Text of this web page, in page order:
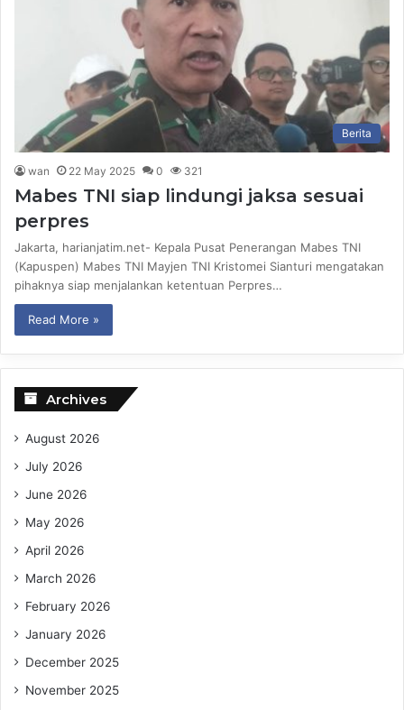
Berita
wan 22 May 2025 0 321
Mabes TNI siap lindungi jaksa sesuai
perpres
Jakarta, harianjatim.net- Kepala Pusat Penerangan Mabes TNI
(Kapuspen) Mabes TNI Mayjen TNI Kristomei Sianturi mengatakan
pihaknya siap menjalankan ketentuan Perpres…
Read More »
Archives
August 2026
July 2026
June 2026
May 2026
April 2026
March 2026
February 2026
January 2026
December 2025
November 2025